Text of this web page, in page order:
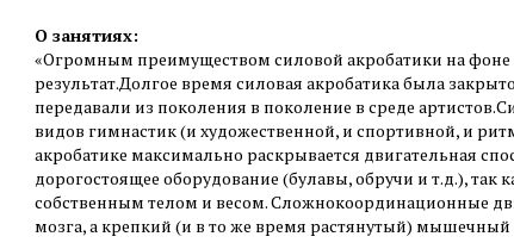
О занятиях:
«Огромным преимуществом силовой акробатики на фоне
результат.Долгое время силовая акробатика была
передавали из поколения в поколение в среде
видов гимнастик (и художественной, и спортивной, и
акробатике максимально раскрывается двигательная
дорогостоящее оборудование (булавы, обручи и т.д.), так
собственным телом и весом. Сложнокоординационные
мозга, а крепкий (и в то же время растянутый)